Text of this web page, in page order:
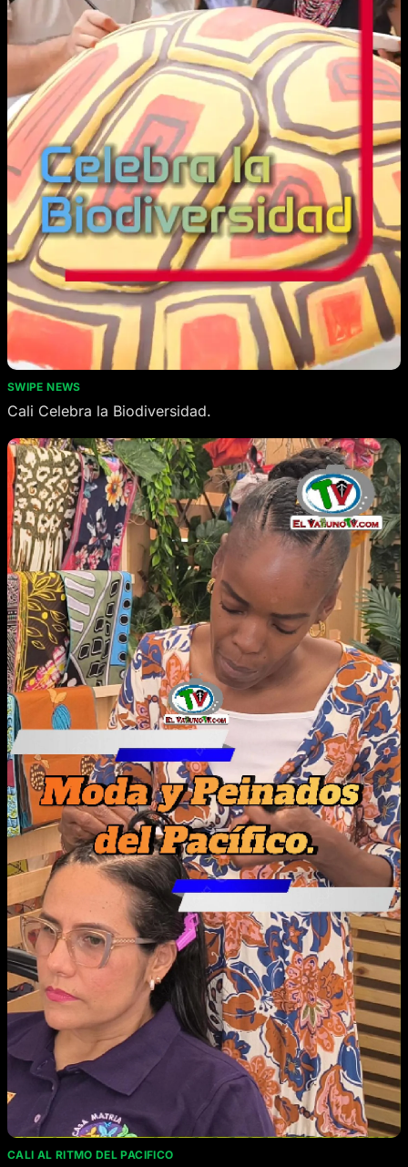
SWIPE NEWS
Cali Celebra la Biodiversidad.
CALI AL RITMO DEL PACIFICO